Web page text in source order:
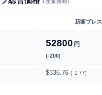
新断プレス
52800 円
(-200)
$336.76 (-1.77)